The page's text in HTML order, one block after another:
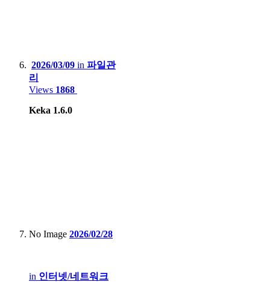
2026/03/09 in 파일관
리
Views 1868
Keka 1.6.0
No Image 2026/02/28
in 인터넷/네트워크